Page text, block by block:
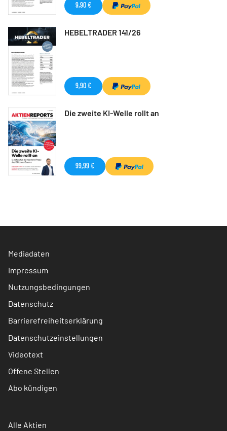
9,90 €
HEBELTRADER 141/26
9,90 €
Die zweite KI-Welle rollt an
99,99 €
Mediadaten
Impressum
Nutzungsbedingungen
Datenschutz
Barrierefreiheitserklärung
Datenschutzeinstellungen
Videotext
Offene Stellen
Abo kündigen
Alle Aktien